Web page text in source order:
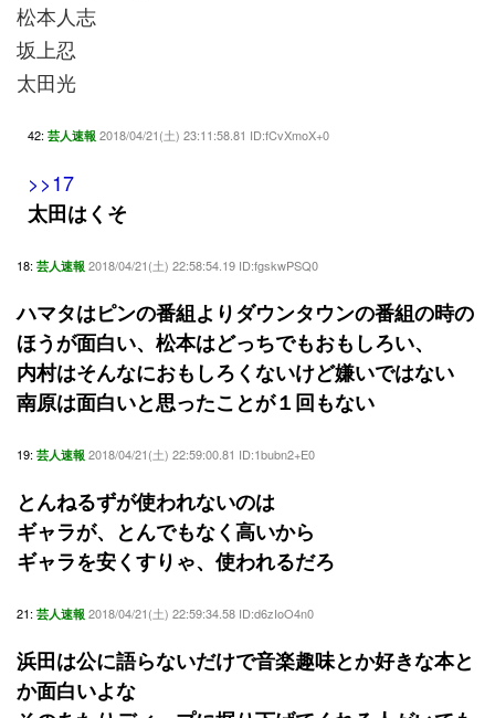
松本人志
坂上忍
太田光
42: 芸人速報 2018/04/21(土) 23:11:58.81 ID:fCvXmoX+0
>>17
太田はくそ
18: 芸人速報 2018/04/21(土) 22:58:54.19 ID:fgskwPSQ0
ハマタはピンの番組よりダウンタウンの番組の時の
ほうが面白い、松本はどっちでもおもしろい、
内村はそんなにおもしろくないけど嫌いではない
南原は面白いと思ったことが１回もない
19: 芸人速報 2018/04/21(土) 22:59:00.81 ID:1bubn2+E0
とんねるずが使われないのは
ギャラが、とんでもなく高いから
ギャラを安くすりゃ、使われるだろ
21: 芸人速報 2018/04/21(土) 22:59:34.58 ID:d6zIoO4n0
浜田は公に語らないだけで音楽趣味とか好きな本と
か面白いよな